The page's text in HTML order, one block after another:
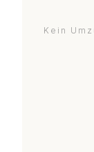
Kein